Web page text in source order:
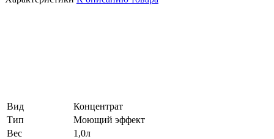
Вид
Концентрат
Тип
Моющий эффект
Вес
1,0л